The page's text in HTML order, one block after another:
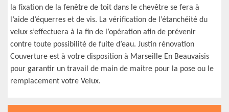
la fixation de la fenêtre de toit dans le chevêtre se fera à
l’aide d’équerres et de vis. La vérification de l’étanchéité du
velux s’effectuera à la fin de l’opération afin de prévenir
contre toute possibilité de fuite d’eau. Justin rénovation
Couverture est à votre disposition à Marseille En Beauvaisis
pour garantir un travail de main de maitre pour la pose ou le
remplacement votre Velux.